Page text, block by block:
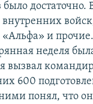
было
внутренних
«Альфа» и
неделя
вызвал
600
ними понял, что